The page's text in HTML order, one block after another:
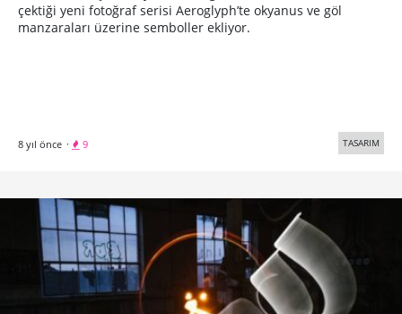
çektiği yeni fotoğraf serisi Aeroglyph’te okyanus ve göl
manzaraları üzerine semboller ekliyor.
8 yıl önce · 9 TASARIM